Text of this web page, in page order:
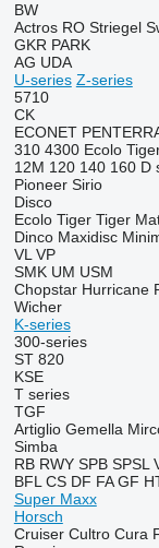
BW
Actros RO Striegel
GKR PARK
AG UDA
U-series Z-series
5710
CK
ECONET
310 4300 Ecolo
12M 120 140 160 D
Pioneer Sirio
Disco
Ecolo Tiger Tiger
Dinco Maxidisc
VL VP
SMK UM USM
Chopstar Hurricane
Wicher
K-series
300-series
ST 820
KSE
T series
TGF
Artiglio Gemella
Simba
RB RWY SPB SPSL
BFL CS DF FA GF
Super Maxx
Horsch
Cruiser Cultro Cura